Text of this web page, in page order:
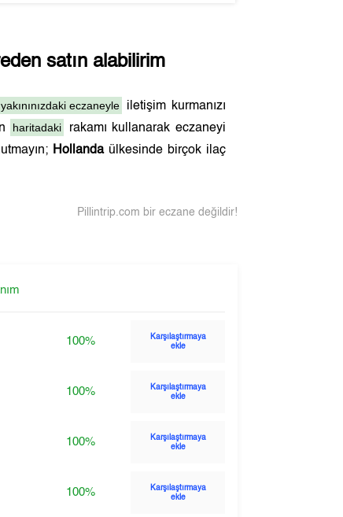
satın alabilirim
yakınınızdaki eczaneyle
iletişim kurmanızı
haritadaki
rakamı kullanarak eczaneyi
Hollandaülkesinde birçok ilaç
Pillintrip.com bir eczane değildir!
100%
Karşılaştırmaya
ekle
100%
Karşılaştırmaya
ekle
100%
Karşılaştırmaya
ekle
100%
Karşılaştırmaya
ekle